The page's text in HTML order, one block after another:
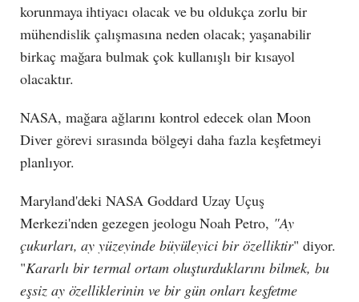
korunmaya ihtiyacı olacak ve bu oldukça zorlu bir
mühendislik çalışmasına neden olacak; yaşanabilir
birkaç mağara bulmak çok kullanışlı bir kısayol
olacaktır.
NASA, mağara ağlarını kontrol edecek olan Moon
Diver görevi sırasında bölgeyi daha fazla keşfetmeyi
planlıyor.
Maryland'deki NASA Goddard Uzay Uçuş
Merkezi'nden gezegen jeologu Noah Petro, "Ay
çukurları, ay yüzeyinde büyüleyici bir özelliktir" diyor.
"Kararlı bir termal ortam oluşturduklarını bilmek, bu
eşsiz ay özelliklerinin ve bir gün onları keşfetme